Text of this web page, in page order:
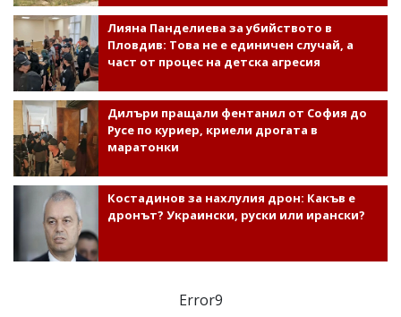
Лияна Панделиева за убийството в
Пловдив: Това не е единичен случай, а
част от процес на детска агресия
Дилъри пращали фентанил от София до
Русе по куриер, криели дрогата в
маратонки
Костадинов за нахлулия дрон: Какъв е
дронът? Украински, руски или ирански?
Error9